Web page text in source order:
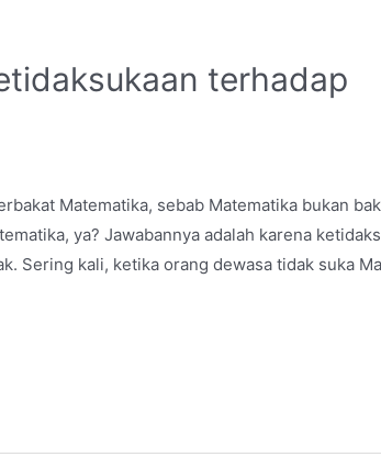
terhadap
Matematika, sebab Matematika bukan
ya? Jawabannya adalah karena
Sering kali, ketika orang dewasa tidak suka